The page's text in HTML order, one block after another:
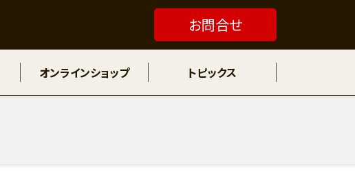
お問合せ
オンラインショップ トピックス